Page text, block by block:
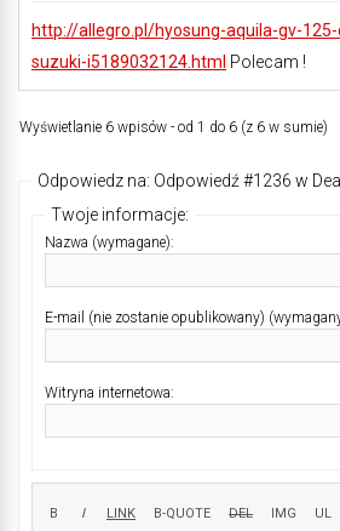
http://allegro.pl/hyosung-aquila-gv-
suzuki-i5189032124.html Polecam !
Wyświetlanie 6 wpisów - od 1 do 6 (z 6 w sumie)
Odpowiedz na: Odpowiedź #1236 w
Twoje informacje:
Nazwa (wymagane):
E-mail (nie zostanie opublikowany)
Witryna internetowa: